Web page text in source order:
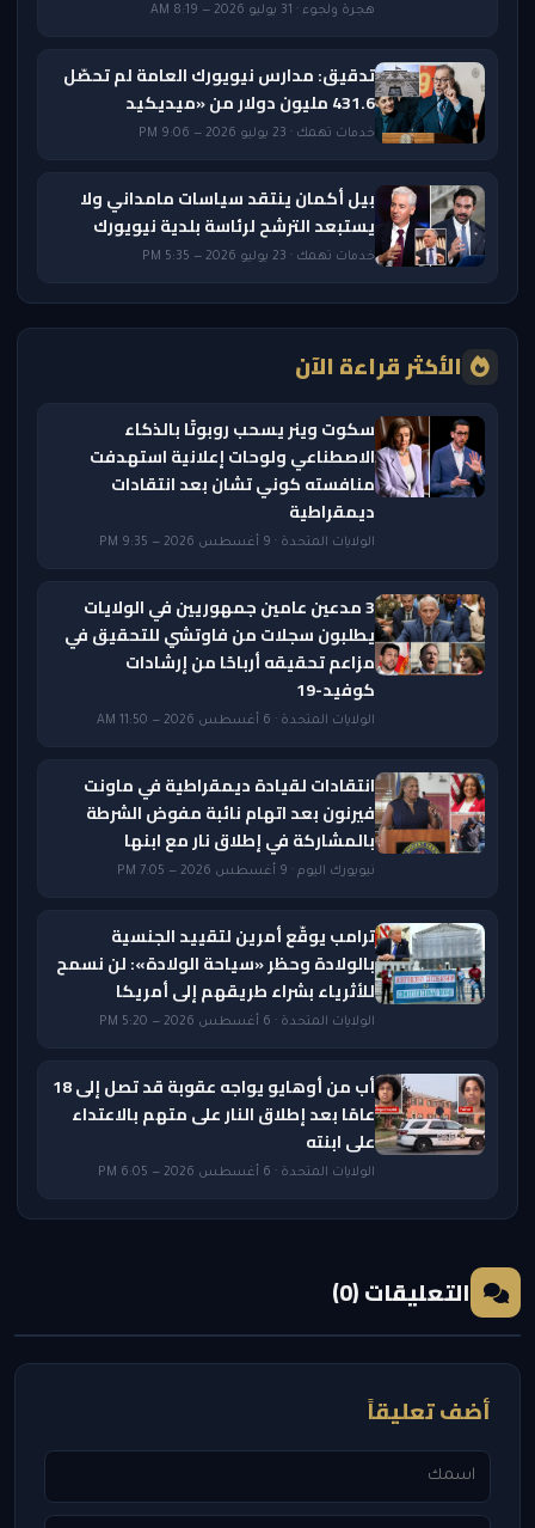
هجرة ولجوء · 31 يوليو 2026 — 8:19 AM
تدقيق: مدارس نيويورك العامة لم تحصّل
431.6 مليون دولار من «ميديكيد
خدمات تهمك · 23 يوليو 2026 — 9:06 PM
بيل أكمان ينتقد سياسات مامداني ولا
يستبعد الترشح لرئاسة بلدية نيويورك
خدمات تهمك · 23 يوليو 2026 — 5:35 PM
الأكثر قراءة الآن
سكوت وينر يسحب روبوتًا بالذكاء
الاصطناعي ولوحات إعلانية استهدفت
منافسته كوني تشان بعد انتقادات
ديمقراطية
الولايات المتحدة · 9 أغسطس 2026 — 9:35 PM
3 مدعين عامين جمهوريين في الولايات
يطلبون سجلات من فاوتشي للتحقيق في
مزاعم تحقيقه أرباحًا من إرشادات
كوفيد-19
الولايات المتحدة · 6 أغسطس 2026 — 11:50 AM
انتقادات لقيادة ديمقراطية في ماونت
فيرنون بعد اتهام نائبة مفوض الشرطة
بالمشاركة في إطلاق نار مع ابنها
نيويورك اليوم · 9 أغسطس 2026 — 7:05 PM
ترامب يوقّع أمرين لتقييد الجنسية
بالولادة وحظر «سياحة الولادة»: لن نسمح
للأثرياء بشراء طريقهم إلى أمريكا
الولايات المتحدة · 6 أغسطس 2026 — 5:20 PM
أب من أوهايو يواجه عقوبة قد تصل إلى 18
عامًا بعد إطلاق النار على متهم بالاعتداء
على ابنته
الولايات المتحدة · 6 أغسطس 2026 — 6:05 PM
التعليقات (0)
أضف تعليقاً